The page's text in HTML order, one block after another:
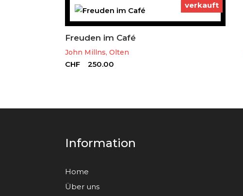
verkauft
Freuden im Café
John Millns, Olten
CHF 250.00
Information
Home
Über uns